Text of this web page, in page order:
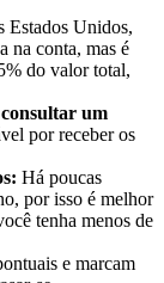
Estados Unidos,
na conta, mas é
do valor total,
consultar um
por receber os
Há poucas
por isso é melhor
tenha menos de
e marcam